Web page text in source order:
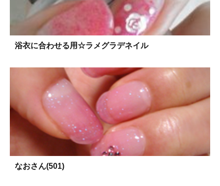
浴衣に合わせる用☆ラメグラデネイル
なおさん(501)